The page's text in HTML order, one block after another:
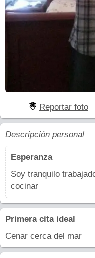
Reportar foto
Descripción personal
Esperanza
Soy tranquilo
cocinar
Primera cita ideal
Cenar cerca del mar